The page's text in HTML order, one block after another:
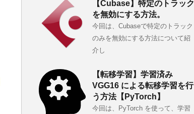
【Cubase】特定のトラック
を無効にする方法。
今回は、Cubaseで特定のトラック
のみを無効にする方法について紹
介し
【転移学習】学習済み
VGG16 による転移学習を行
う方法【PyTorch】
今回は、PyTorch を使って、学習